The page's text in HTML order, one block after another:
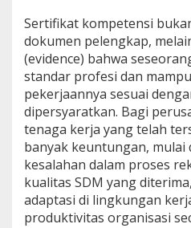
Sertifikat kompetensi
dokumen pelengkap,
(evidence) bahwa
standar profesi dan
pekerjaannya sesuai
dipersyaratkan. Bagi
tenaga kerja yang telah
banyak keuntungan,
kesalahan dalam proses
kualitas SDM yang
adaptasi di lingkungan
produktivitas organisasi